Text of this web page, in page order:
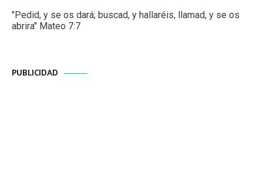
"Pedid, y se os dará; buscad, y hallaréis, llamad, y se os
abrira" Mateo 7:7
PUBLICIDAD